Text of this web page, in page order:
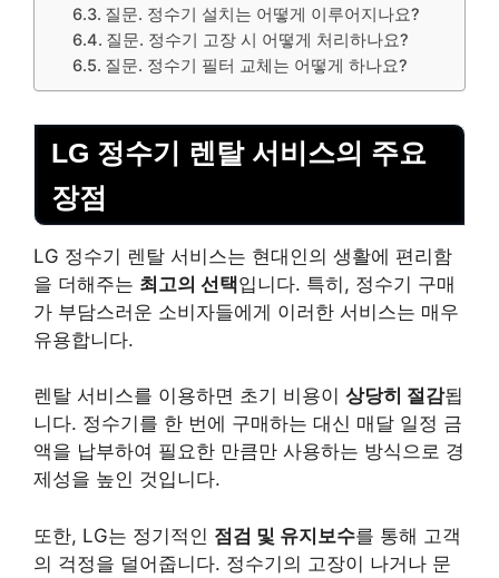
질문. 정수기 설치는 어떻게 이루어지나요?
질문. 정수기 고장 시 어떻게 처리하나요?
질문. 정수기 필터 교체는 어떻게 하나요?
LG 정수기 렌탈 서비스의 주요
장점
LG 정수기 렌탈 서비스는 현대인의 생활에 편리함
을 더해주는 최고의 선택입니다. 특히, 정수기 구매
가 부담스러운 소비자들에게 이러한 서비스는 매우
유용합니다.
렌탈 서비스를 이용하면 초기 비용이 상당히 절감됩
니다. 정수기를 한 번에 구매하는 대신 매달 일정 금
액을 납부하여 필요한 만큼만 사용하는 방식으로 경
제성을 높인 것입니다.
또한, LG는 정기적인 점검 및 유지보수를 통해 고객
의 걱정을 덜어줍니다. 정수기의 고장이 나거나 문